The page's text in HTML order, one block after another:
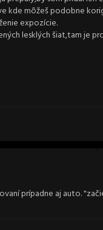
kde môžeš podobne
expozície.
lesklých šiat,tam je
prípadne aj auto.